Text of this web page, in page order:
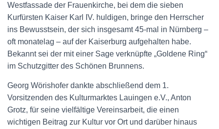
Westfassade der Frauenkirche, bei dem die sieben
Kurfürsten Kaiser Karl IV. huldigen, bringe den Herrscher
ins Bewusstsein, der sich insgesamt 45-mal in Nürnberg –
oft monatelag – auf der Kaiserburg aufgehalten habe.
Bekannt sei der mit einer Sage verknüpfte „Goldene Ring“
im Schutzgitter des Schönen Brunnens.
Georg Wörishofer dankte abschließend dem 1.
Vorsitzenden des Kulturmarktes Lauingen e.V., Anton
Grotz, für seine vielfältige Vereinsarbeit, die einen
wichtigen Beitrag zur Kultur vor Ort und darüber hinaus